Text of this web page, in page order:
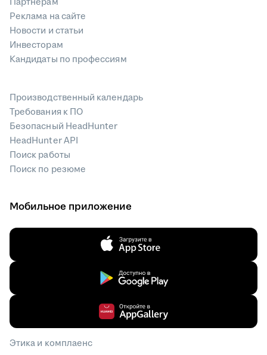
Реклама на сайте
Новости и статьи
Инвесторам
Кандидаты по профессиям
Производственный календарь
Требования к ПО
Безопасный HeadHunter
HeadHunter API
Поиск работы
Поиск по резюме
Мобильное приложение
Этика и комплаенс